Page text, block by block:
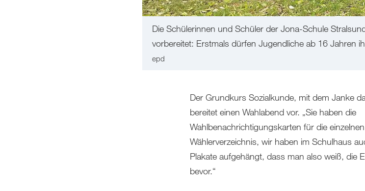
Die Schülerinnen und Schüler der Jona-Schule
vorbereitet: Erstmals dürfen Jugendliche ab 16 Jahren
epd
Der Grundkurs Sozialkunde, mit dem Janke
bereitet einen Wahlabend vor. „Sie haben die
Wahlbenachrichtigungskarten für die
Wählerverzeichnis, wir haben im Schulhaus
Plakate aufgehängt, dass man also weiß, die
bevor.“